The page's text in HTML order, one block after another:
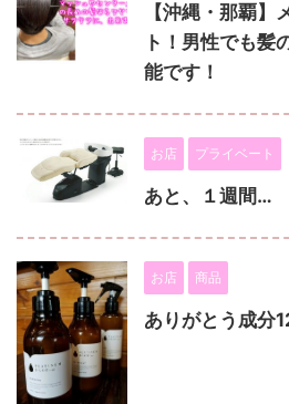
【沖縄・那覇】
ト！男性でも髪
能です！
お店 プライベート
あと、１週間…
お店 商品
ありがとう成分